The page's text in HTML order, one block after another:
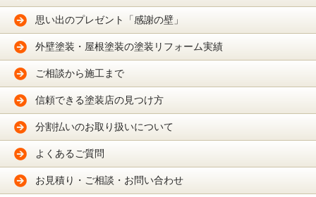
思い出のプレゼント「感謝の壁」
外壁塗装・屋根塗装の塗装リフォーム実績
ご相談から施工まで
信頼できる塗装店の見つけ方
分割払いのお取り扱いについて
よくあるご質問
お見積り・ご相談・お問い合わせ